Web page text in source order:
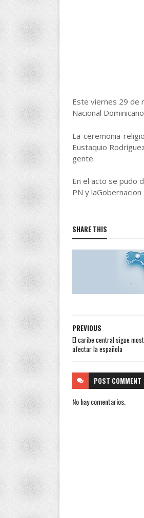
Este viernes 29 de
Nacional
La ceremonia
Eustaquio
gente.
En el acto se pudo
PN y
SHARE THIS
PREVIOUS
El caribe central sigue
afectar la española
POST COMMENT
No hay comentarios.